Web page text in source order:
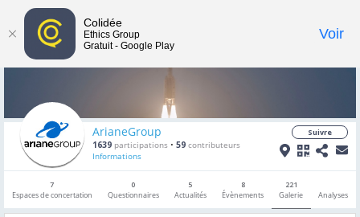
Toggle
ArianeGroup
1639 participations • 59 contributeurs
Informations
Suivre
7
Espaces de concertation
0
Questionnaires
5
Actualités
8
Évènements
221
Galerie
Analyses
Colidée
Ethics Group
Gratuit - Google Play
Voir